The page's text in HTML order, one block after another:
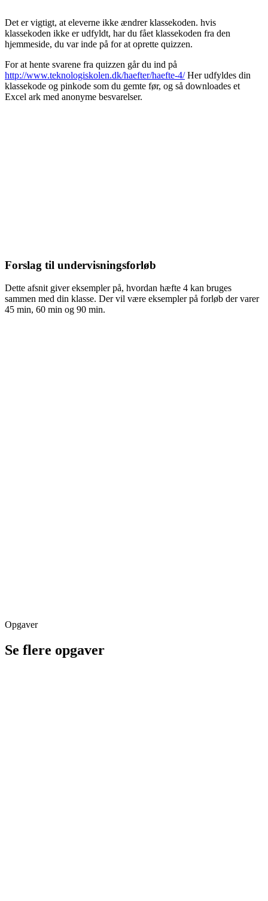
Det er vigtigt, at eleverne ikke ændrer klassekoden. hvis
klassekoden ikke er udfyldt, har du fået klassekoden fra den
hjemmeside, du var inde på for at oprette quizzen.
For at hente svarene fra quizzen går du ind på
http://www.teknologiskolen.dk/haefter/haefte-4/Her udfyldes din
klassekode og pinkode som du gemte før, og så downloades et
Excel ark med anonyme besvarelser.
Forslag til undervisningsforløb
Dette afsnit giver eksempler på, hvordan hæfte 4 kan bruges
sammen med din klasse. Der vil være eksempler på forløb der varer
45 min, 60 min og 90 min.
Opgaver
Se flere opgaver